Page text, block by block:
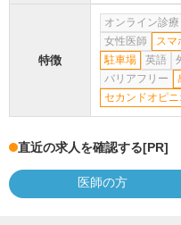
特徴
オンライン診療
女性医師
スマ
駐車場
英語
バリアフリー
セカンドオピ
直近の求人を確認する[PR]
医師の方